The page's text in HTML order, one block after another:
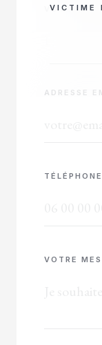
VICTIME
VOTRE
ADRESSE
TÉLÉPHONE
VOTRE